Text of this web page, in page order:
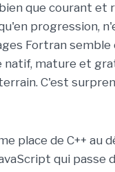
que courant et
progression,
Fortran
mature et
C'est
place de C++ au
qui passe